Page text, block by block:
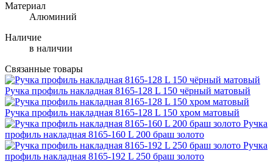
Материал
Алюминий
Наличие
в наличии
Связанные товары
Ручка профиль накладная 8165-128 L 150 чёрный матовый
Ручка профиль накладная 8165-128 L 150 хром матовый
Ручка
профиль накладная 8165-160 L 200 браш золото
Ручка
профиль накладная 8165-192 L 250 браш золото